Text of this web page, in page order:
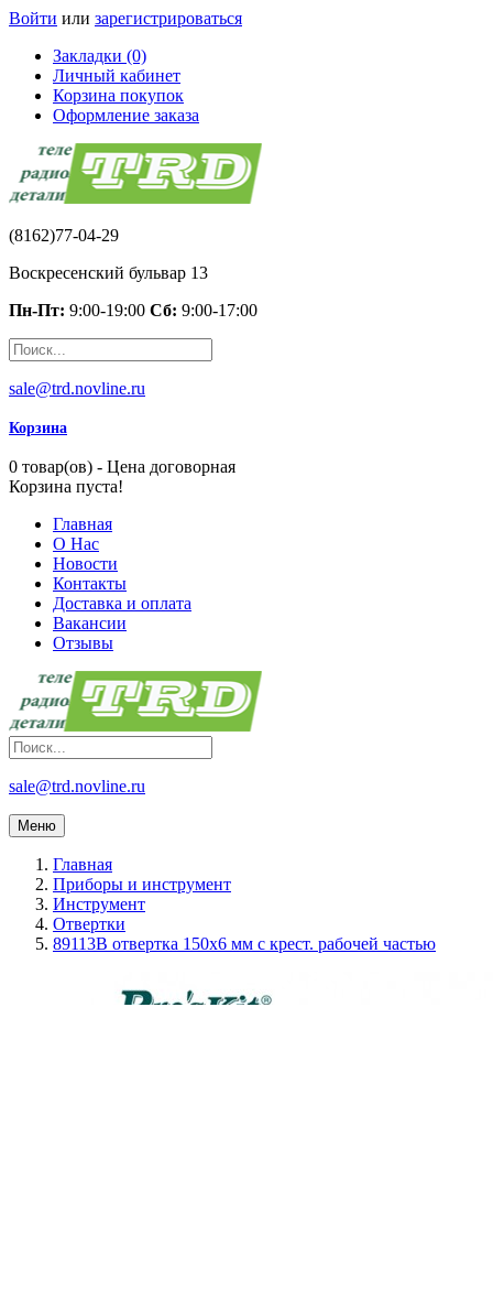
Войти или зарегистрироваться
Закладки (0)
Личный кабинет
Корзина покупок
Оформление заказа
(8162)77-04-29
Воскресенский бульвар 13
Пн-Пт: 9:00-19:00 Сб: 9:00-17:00
sale@trd.novline.ru
Корзина
0 товар(ов) - Цена договорная
Корзина пуста!
Главная
О Нас
Новости
Контакты
Доставка и оплата
Вакансии
Отзывы
sale@trd.novline.ru
Меню
Главная
Приборы и инструмент
Инструмент
Отвертки
89113B отвертка 150х6 мм с крест. рабочей частью